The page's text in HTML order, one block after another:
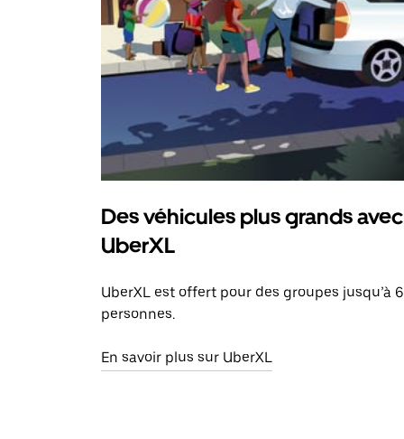
Des véhicules plus grands avec
UberXL
UberXL est offert pour des groupes jusqu’à 6
personnes.
En savoir plus sur UberXL